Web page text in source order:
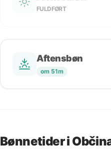
FULDFØRT
Aftensbøn
om 51m
Bønnetider i